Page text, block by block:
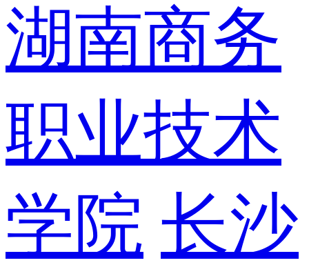
湖南商务
职业技术
学院 长沙